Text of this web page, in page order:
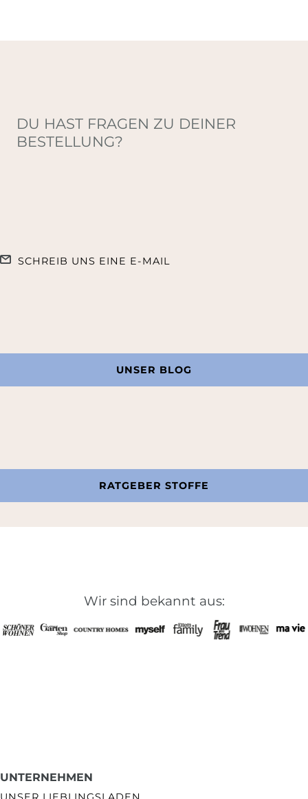
DU HAST FRAGEN ZU DEINER
BESTELLUNG?
SCHREIB UNS EINE E-MAIL
UNSER BLOG
RATGEBER STOFFE
Wir sind bekannt aus:
UNTERNEHMEN